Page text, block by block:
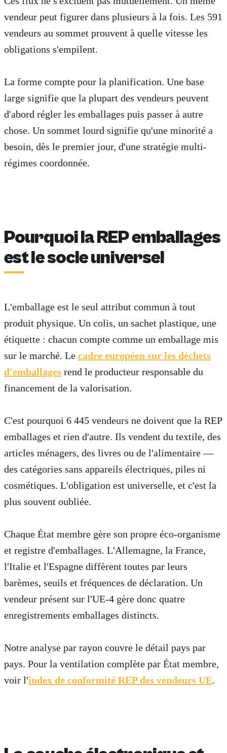
vendeur peut figurer dans plusieurs à la fois. Les 591
vendeurs au sommet prouvent à quelle vitesse les
obligations s'empilent.
La forme compte pour la planification. Une base
large signifie que la plupart des vendeurs peuvent
d'abord régler les emballages puis passer à autre
chose. Un sommet lourd signifie qu'une minorité a
besoin, dès le premier jour, d'une stratégie multi-
régimes coordonnée.
Pourquoi la REP emballages
est le socle universel
L'emballage est le seul attribut commun à tout
produit physique. Un colis, un sachet plastique, une
étiquette : chacun compte comme un emballage mis
sur le marché. Le cadre européen sur les déchets
d'emballages rend le producteur responsable du
financement de la valorisation.
C'est pourquoi 6 445 vendeurs ne doivent que la REP
emballages et rien d'autre. Ils vendent du textile, des
articles ménagers, des livres ou de l'alimentaire —
des catégories sans appareils électriques, piles ni
cosmétiques. L'obligation est universelle, et c'est la
plus souvent oubliée.
Chaque État membre gère son propre éco-organisme
et registre d'emballages. L'Allemagne, la France,
l'Italie et l'Espagne diffèrent toutes par leurs
barèmes, seuils et fréquences de déclaration. Un
vendeur présent sur l'UE-4 gère donc quatre
enregistrements emballages distincts.
Notre analyse par rayon couvre le détail pays par
pays. Pour la ventilation complète par État membre,
voir l'index de conformité REP des vendeurs UE.